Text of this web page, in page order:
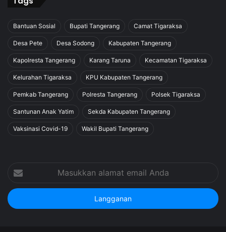
Bantuan Sosial Bupati Tangerang Camat Tigaraksa
Desa Pete Desa Sodong Kabupaten Tangerang
Kapolresta Tangerang Karang Taruna Kecamatan Tigaraksa
Kelurahan Tigaraksa KPU Kabupaten Tangerang
Pemkab Tangerang Polresta Tangerang Polsek Tigaraksa
Santunan Anak Yatim Sekda Kabupaten Tangerang
Vaksinasi Covid-19 Wakil Bupati Tangerang
alamat
email
Anda